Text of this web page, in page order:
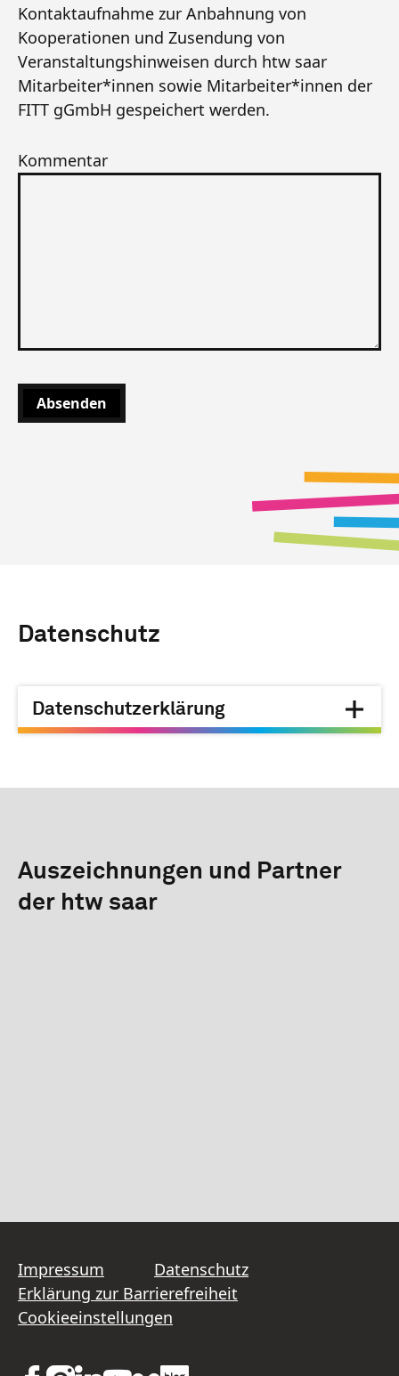
Kontaktaufnahme zur Anbahnung von
Kooperationen und Zusendung von
Veranstaltungshinweisen durch htw saar
Mitarbeiter*innen sowie Mitarbeiter*innen der
FITT gGmbH gespeichert werden.
Kommentar
Absenden
Datenschutz
Datenschutzerklärung
Auszeichnungen und Partner
der htw saar
Impressum
Datenschutz
Erklärung zur Barrierefreiheit
Cookieeinstellungen